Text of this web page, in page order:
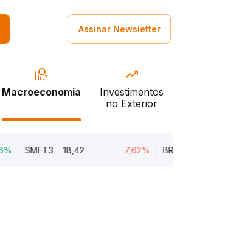
Assinar Newsletter
Macroeconomia
Investimentos
no Exterior
SMFT3 18,42 -7,62% BRAV3